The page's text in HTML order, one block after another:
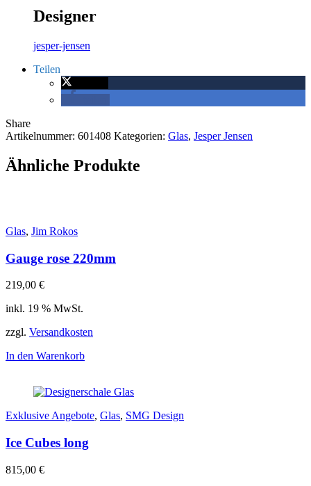
Designer
jesper-jensen
Teilen
Share
Artikelnummer: 601408 Kategorien: Glas, Jesper Jensen
Ähnliche Produkte
Glas, Jim Rokos
Gauge rose 220mm
219,00 €
inkl. 19 % MwSt.
zzgl. Versandkosten
In den Warenkorb
Exklusive Angebote, Glas, SMG Design
Ice Cubes long
815,00 €